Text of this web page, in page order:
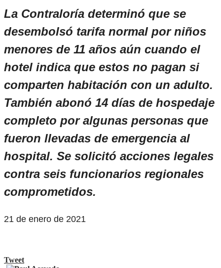
La Contraloría determinó que se
desembolsó tarifa normal por niños
menores de 11 años aún cuando el
hotel indica que estos no pagan si
comparten habitación con un adulto.
También abonó 14 días de hospedaje
completo por algunas personas que
fueron llevadas de emergencia al
hospital. Se solicitó acciones legales
contra seis funcionarios regionales
comprometidos.
21 de enero de 2021
Tweet